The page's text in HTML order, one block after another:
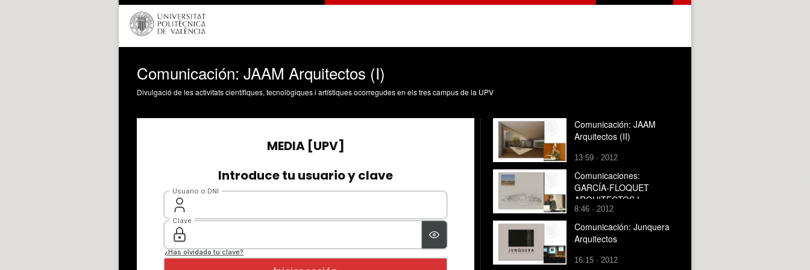
Comunicación: JAAM Arquitectos (I)
Divulgació de les activitats científiques, tecnològiques i artístiques ocorregudes en els tres campus de la UPV
Comunicación: JAAM
Arquitectos (II)
13:59 · 2012
Comunicaciones:
GARCÍA-FLOQUET
ARQUITECTOS I
8:46 · 2012
Comunicación: Junquera
Arquitectos
16:15 · 2012